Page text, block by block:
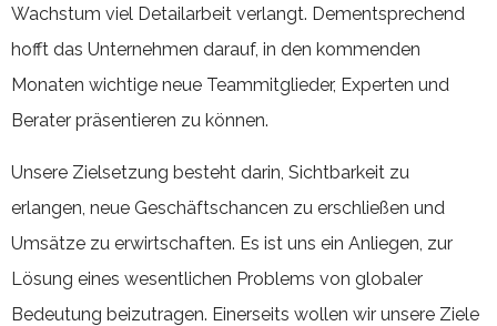
Wachstum viel Detailarbeit verlangt. Dementsprechend
hofft das Unternehmen darauf, in den kommenden
Monaten wichtige neue Teammitglieder, Experten und
Berater präsentieren zu können.
Unsere Zielsetzung besteht darin, Sichtbarkeit zu
erlangen, neue Geschäftschancen zu erschließen und
Umsätze zu erwirtschaften. Es ist uns ein Anliegen, zur
Lösung eines wesentlichen Problems von globaler
Bedeutung beizutragen. Einerseits wollen wir unsere Ziele